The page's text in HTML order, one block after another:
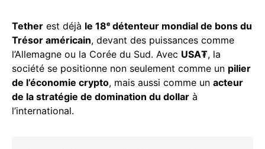
Tether est déjà le 18ᵉ détenteur mondial de bons du
Trésor américain, devant des puissances comme
l’Allemagne ou la Corée du Sud. Avec USA₮, la
société se positionne non seulement comme un pilier
de l’économie crypto, mais aussi comme un acteur
de la stratégie de domination du dollar à
l’international.